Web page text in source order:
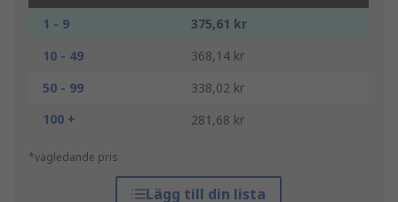
1 - 9
375,61 kr
10 - 49
368,14 kr
50 - 99
338,02 kr
100 +
281,68 kr
*vägledande pris
Lägg till din lista